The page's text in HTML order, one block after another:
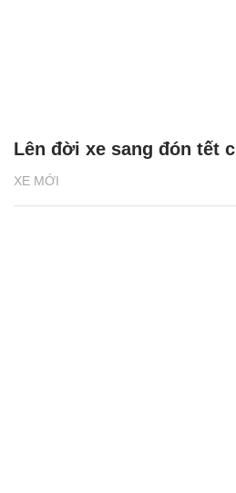
XE MỚI
Lên đời xe sang đón tết